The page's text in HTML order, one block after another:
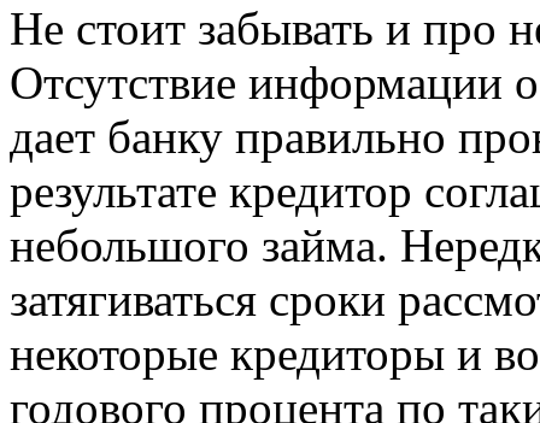
Не стоит забывать и про
Отсутствие информации
дает банку правильно
результате кредитор
небольшого займа.
затягиваться сроки
некоторые кредиторы и
годового процента по